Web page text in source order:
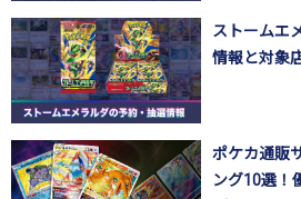
ストームエ
情報と対象
ポケカ通販
ング10選！